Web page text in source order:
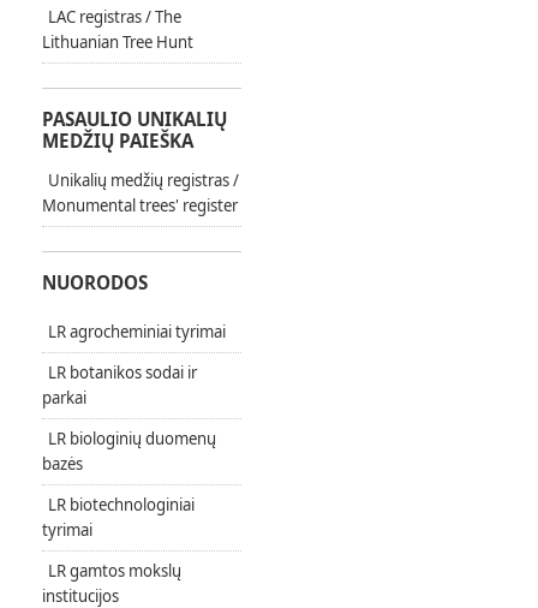
LAC registras / The
Lithuanian Tree Hunt
PASAULIO UNIKALIŲ
MEDŽIŲ PAIEŠKA
Unikalių medžių registras /
Monumental trees' register
NUORODOS
LR agrocheminiai tyrimai
LR botanikos sodai ir
parkai
LR biologinių duomenų
bazės
LR biotechnologiniai
tyrimai
LR gamtos mokslų
institucijos